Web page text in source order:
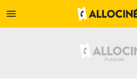
menu